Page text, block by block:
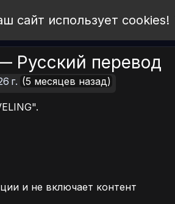
сайт использует cookies!
— Русский перевод
г. (5 месяцев назад)
и не включает контент